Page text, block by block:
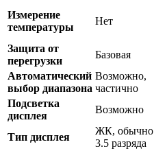
Измерение
температуры
Нет
Защита от
перегрузки
Базовая
Автоматический
выбор диапазона
Возможно,
частично
Подсветка
дисплея
Возможно
Тип дисплея
ЖК, обычно
3.5 разряда